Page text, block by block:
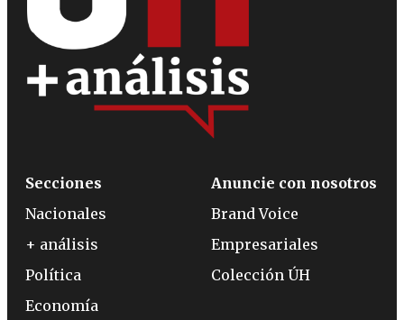
Secciones
Nacionales
+ análisis
Política
Economía
Anuncie con nosotros
Brand Voice
Empresariales
Colección ÚH